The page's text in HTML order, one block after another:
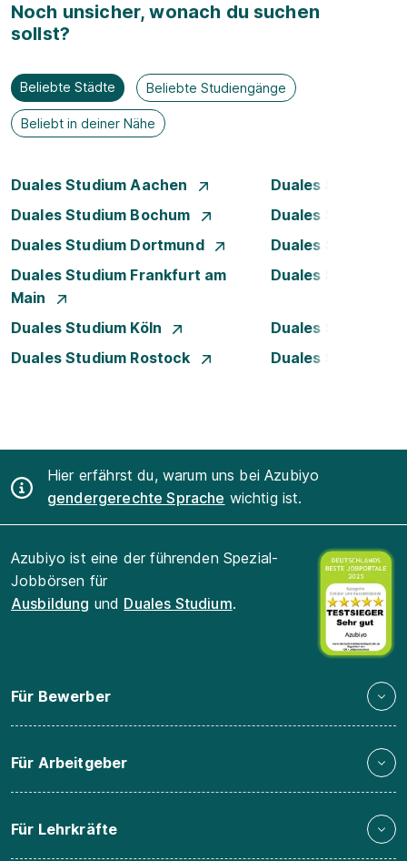
Noch unsicher, wonach du suchen
sollst?
Beliebte Städte Beliebte Studiengänge
Beliebt in deiner Nähe
Duales Studium Aachen
Duales Studium
Duales Studium Bochum
Duales Studium
Duales Studium Dortmund
Duales Studium
Duales Studium Frankfurt am
Main
Duales Studium
Duales Studium Köln
Duales Studium
Duales Studium Rostock
Duales Studium
Hier erfährst du, warum uns bei Azubiyo
gendergerechte Sprache wichtig ist.
Azubiyo ist eine der führenden Spezial-
Jobbörsen für
Ausbildung und Duales Studium.
Für Bewerber
Für Arbeitgeber
Für Lehrkräfte